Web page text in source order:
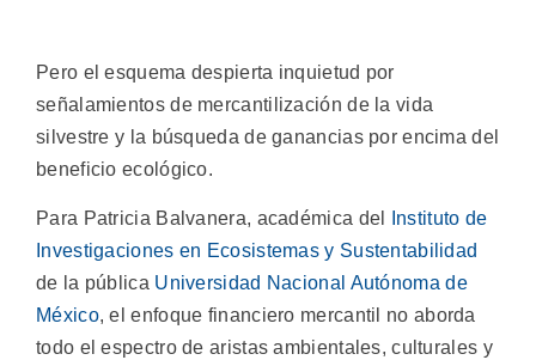
Pero el esquema despierta inquietud por
señalamientos de mercantilización de la vida
silvestre y la búsqueda de ganancias por encima del
beneficio ecológico.
Para Patricia Balvanera, académica del
Instituto de
Investigaciones en Ecosistemas y Sustentabilidad
de la pública Universidad Nacional Autónoma de
México, el enfoque financiero mercantil no aborda
todo el espectro de aristas ambientales, culturales y